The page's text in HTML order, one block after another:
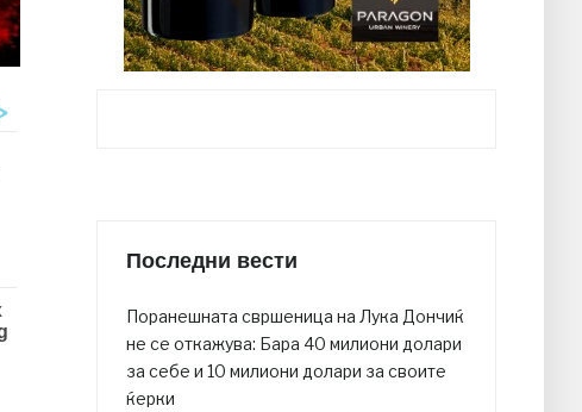
Последни вести
Поранешната свршеница на Лука Дончиќ
не се откажува: Бара 40 милиони долари
за себе и 10 милиони долари за своите
ќерки